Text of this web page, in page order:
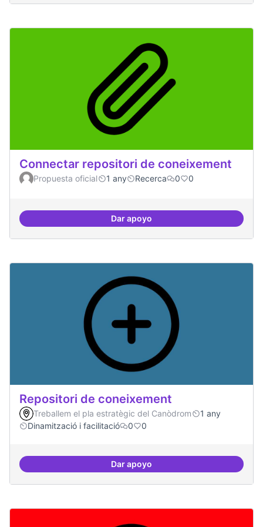
Connectar repositori de coneixement
Propuesta oficial 1 any Recerca 0 0
Dar apoyoConnectar repositori de
Repositori de coneixement
Treballem el pla estratègic del Canòdrom
1 any
Dinamització i facilitació
0 0
Dar apoyoRepositori de coneixement